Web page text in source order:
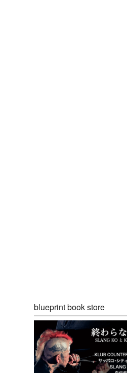
blueprint book store